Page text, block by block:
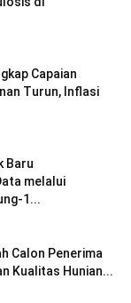
Capaian
Turun, Inflasi
Baru
melalui
1...
Calon Penerima
Kualitas Hunian...